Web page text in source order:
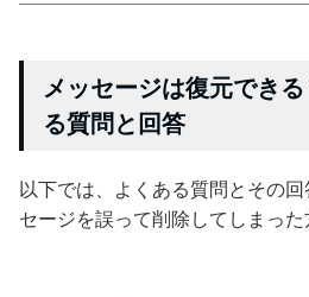
メッセージは復元でき
る質問と回答
以下では、よくある質問とその
セージを誤って削除してしまった